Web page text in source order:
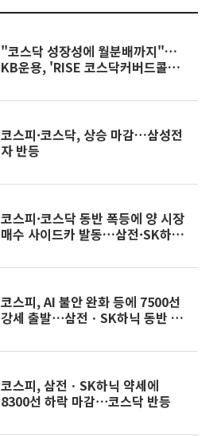
"코스닥 성장성에 월분배까지"…
KB운용, 'RISE 코스닥커버드콜액
코스피·코스닥, 상승 마감…삼성전
자 반등
코스피·코스닥 동반 폭등에 양 시장
매수 사이드카 발동…삼전·SK하닉
코스피, AI 불안 완화 등에 7500선
강세 출발⋯삼전ㆍSK하닉 동반 강
코스피, 삼전ㆍSK하닉 약세에
8300선 하락 마감⋯코스닥 반등